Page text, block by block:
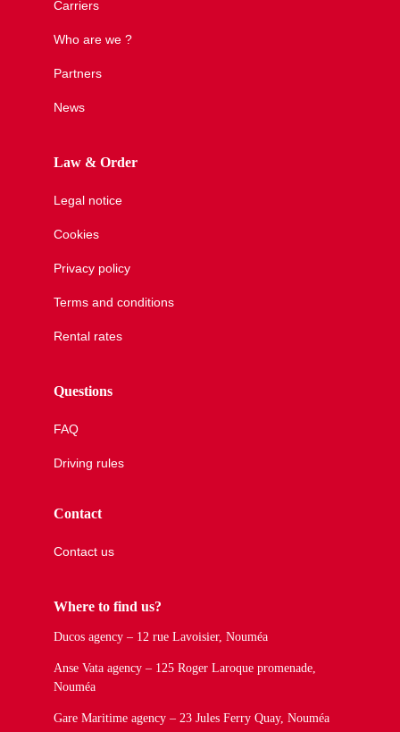
Carriers
Who are we ?
Partners
News
Law & Order
Legal notice
Cookies
Privacy policy
Terms and conditions
Rental rates
Questions
FAQ
Driving rules
Contact
Contact us
Where to find us?
Ducos agency – 12 rue Lavoisier, Nouméa
Anse Vata agency – 125 Roger Laroque promenade,
Nouméa
Gare Maritime agency – 23 Jules Ferry Quay, Nouméa